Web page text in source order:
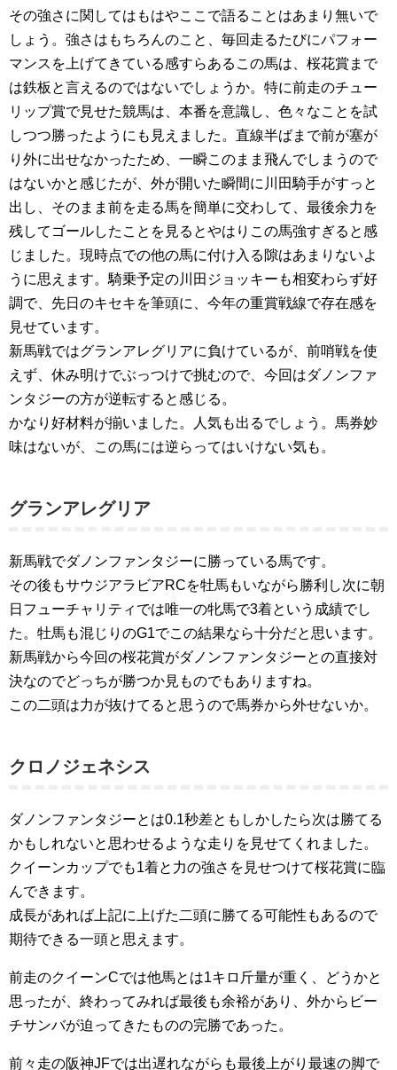
その強さに関してはもはやここで語ることはあまり無いで
しょう。強さはもちろんのこと、毎回走るたびにパフォー
マンスを上げてきている感すらあるこの馬は、桜花賞まで
は鉄板と言えるのではないでしょうか。特に前走のチュー
リップ賞で見せた競馬は、本番を意識し、色々なことを試
しつつ勝ったようにも見えました。直線半ばまで前が塞が
り外に出せなかったため、一瞬このまま飛んでしまうので
はないかと感じたが、外が開いた瞬間に川田騎手がすっと
出し、そのまま前を走る馬を簡単に交わして、最後余力を
残してゴールしたことを見るとやはりこの馬強すぎると感
じました。現時点での他の馬に付け入る隙はあまりないよ
うに思えます。騎乗予定の川田ジョッキーも相変わらず好
調で、先日のキセキを筆頭に、今年の重賞戦線で存在感を
見せています。
新馬戦ではグランアレグリアに負けているが、前哨戦を使
えず、休み明けでぶっつけで挑むので、今回はダノンファ
ンタジーの方が逆転すると感じる。
かなり好材料が揃いました。人気も出るでしょう。馬券妙
味はないが、この馬には逆らってはいけない気も。
グランアレグリア
新馬戦でダノンファンタジーに勝っている馬です。
その後もサウジアラビアRCを牡馬もいながら勝利し次に朝
日フューチャリティでは唯一の牝馬で3着という成績でし
た。牡馬も混じりのG1でこの結果なら十分だと思います。
新馬戦から今回の桜花賞がダノンファンタジーとの直接対
決なのでどっちが勝つか見ものでもありますね。
この二頭は力が抜けてると思うので馬券から外せないか。
クロノジェネシス
ダノンファンタジーとは0.1秒差ともしかしたら次は勝てる
かもしれないと思わせるような走りを見せてくれました。
クイーンカップでも1着と力の強さを見せつけて桜花賞に臨
んできます。
成長があれば上記に上げた二頭に勝てる可能性もあるので
期待できる一頭と思えます。
前走のクイーンCでは他馬とは1キロ斤量が重く、どうかと
思ったが、終わってみれば最後も余裕があり、外からビー
チサンバが迫ってきたものの完勝であった。
前々走の阪神JFでは出遅れながらも最後上がり最速の脚で